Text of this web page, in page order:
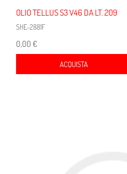
OLIO TELLUS S3 V46 DA LT. 209
SHE-2881F
0,00 €
ACQUISTA